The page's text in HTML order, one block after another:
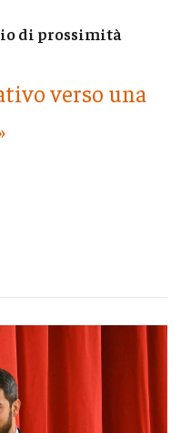
di prossimità
verso una